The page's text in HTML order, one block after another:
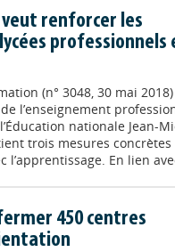
renforcer les
professionnels
(n° 3048, 30 mai 2018)
l’enseignement
nationale Jean-
trois mesures
l’apprentissage. En lien
450 centres